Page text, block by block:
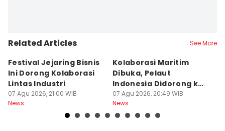
Related Articles See More
Festival Jejaring Bisnis
Ini Dorong Kolaborasi
Lintas Industri
07 Agu 2026, 21:00 WIB
News
Kolaborasi Maritim
Dibuka, Pelaut
Indonesia Didorong ke
Pasar Global
07 Agu 2026, 20:49 WIB
News